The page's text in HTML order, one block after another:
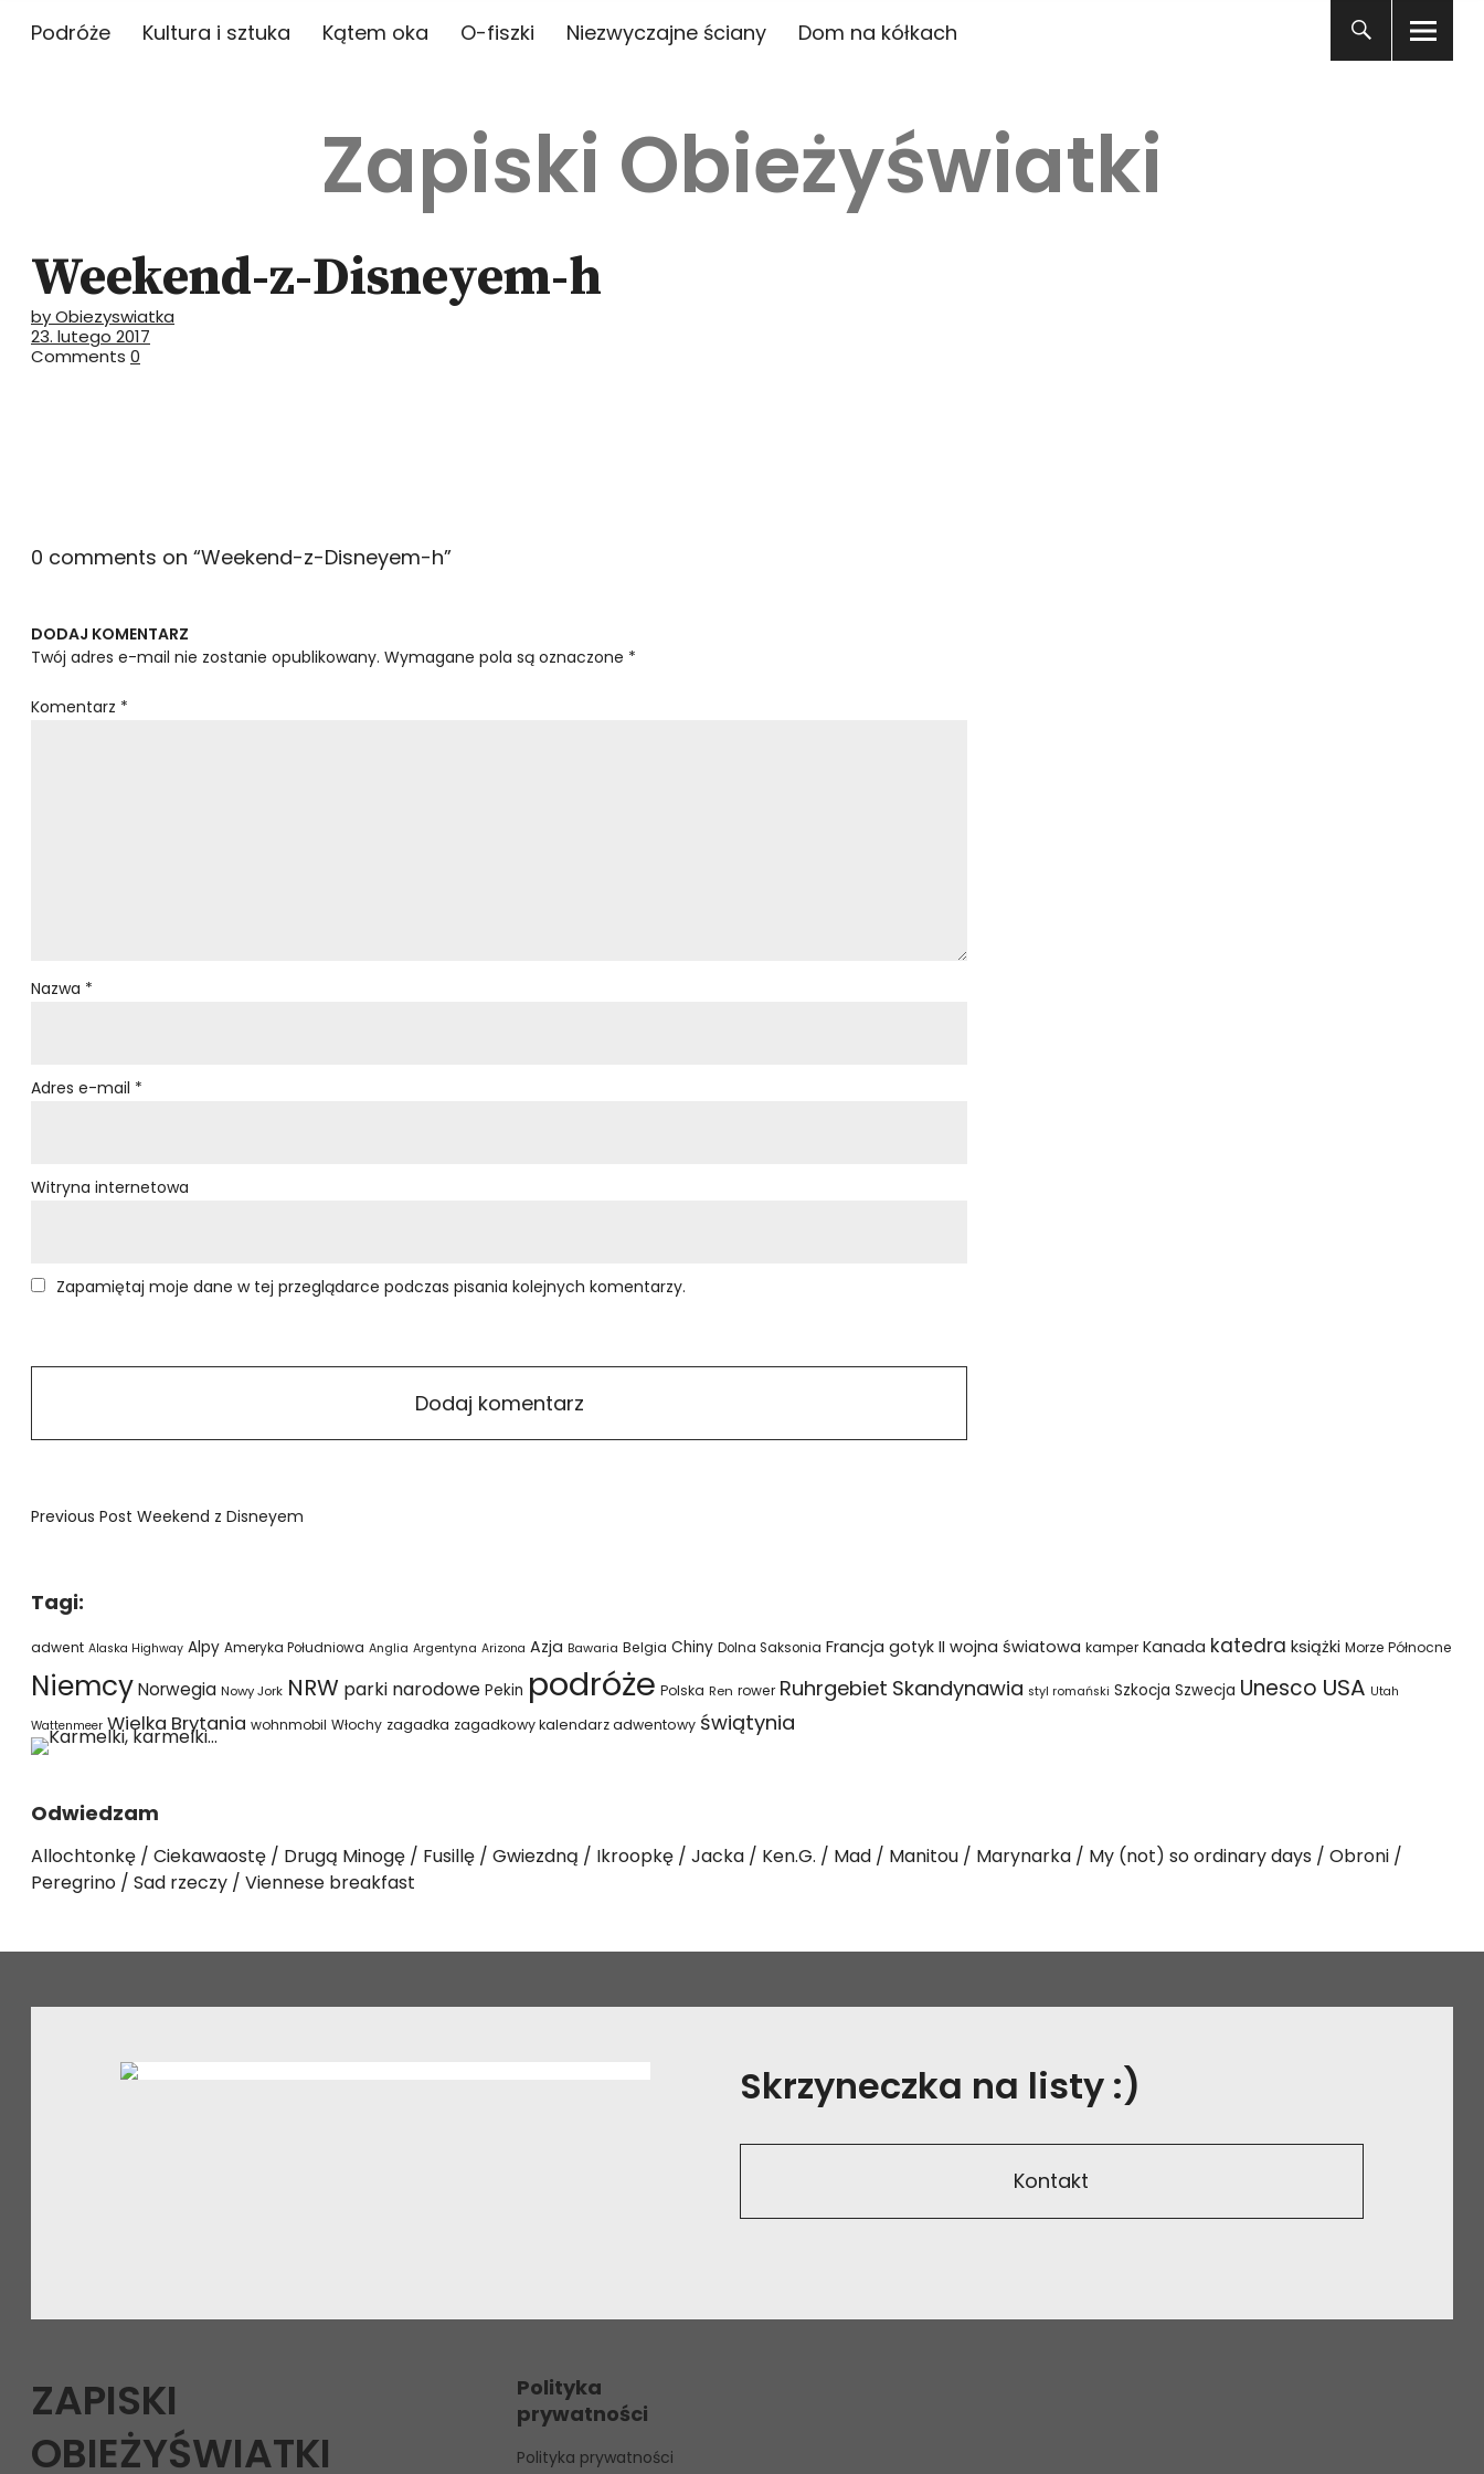
Podróże Kultura i sztuka Kątem oka O-fiszki Niezwyczajne ściany Dom na kółkach
Zapiski Obieżyświatki
Weekend-z-Disneyem-h
by Obiezyswiatka
23. lutego 2017
Comments 0
0 comments on “Weekend-z-Disneyem-h”
DODAJ KOMENTARZ
Twój adres e-mail nie zostanie opublikowany. Wymagane pola są oznaczone *
Komentarz *
Nazwa *
Adres e-mail *
Witryna internetowa
Zapamiętaj moje dane w tej przeglądarce podczas pisania kolejnych komentarzy.
Previous Post Weekend z Disneyem
Tagi:
adwent Alaska Highway Alpy Ameryka Południowa Anglia Argentyna Arizona Azja Bawaria Belgia Chiny Dolna Saksonia Francja gotyk II wojna światowa kamper Kanada katedra książki Morze Północne
NiemcyNorwegia Nowy Jork NRW parki narodowe Pekin podróże Polska Ren rower Ruhrgebiet Skandynawia styl romański Szkocja Szwecja Unesco USA Utah
Wattenmeer Wielka Brytania wohnmobil Włochy zagadka zagadkowy kalendarz adwentowy świątynia
Odwiedzam
Allochtonkę Ciekawaostę Drugą Minogę Fusillę Gwiezdną Ikroopkę Jacka Ken.G. Mad Manitou Marynarka My (not) so ordinary days
Obroni
Peregrino
Sad rzeczy Viennese breakfast
Skrzyneczka na listy :)
Kontakt
ZAPISKI
OBIEŻYŚWIATKI
Polityka
prywatności
Polityka prywatności